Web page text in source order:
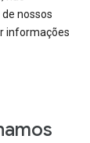
nossos
informações